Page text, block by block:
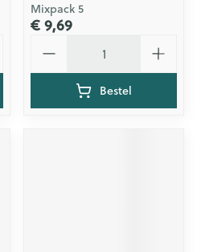
Mixpack 5
€ 9,69
Bestel